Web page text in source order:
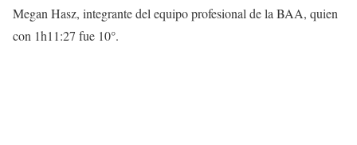
Megan Hasz, integrante del equipo profesional de la BAA, quien
con 1h11:27 fue 10°.